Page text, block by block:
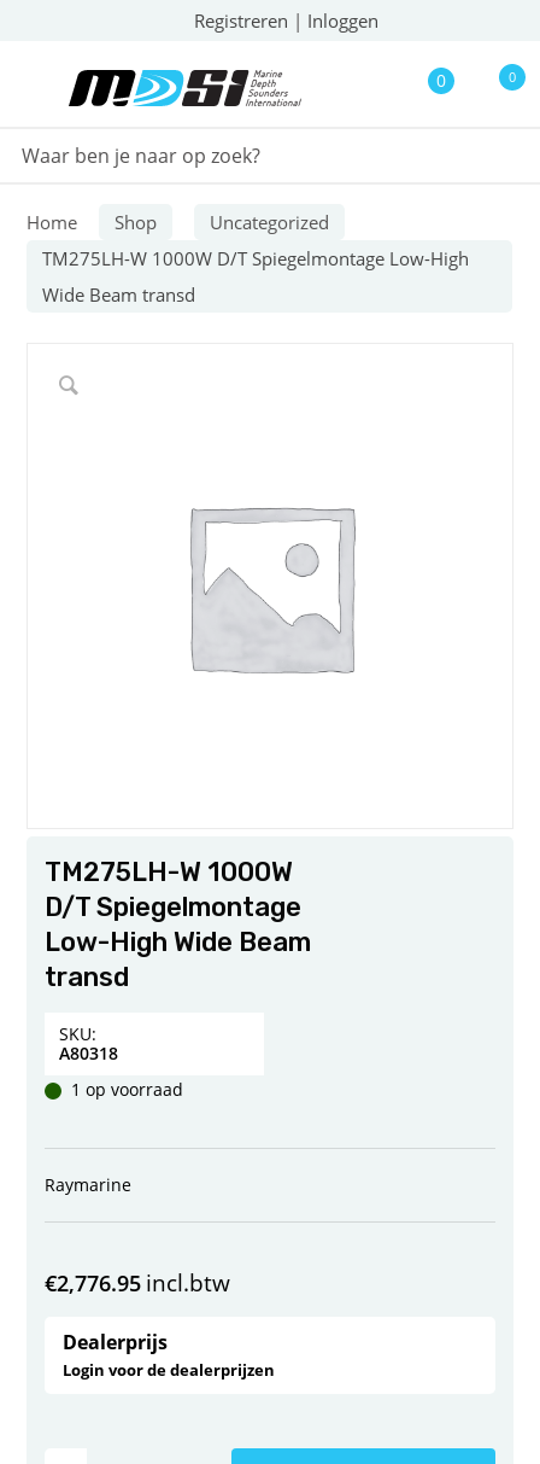
Registreren | Inloggen
0 0
Home Shop
Uncategorized
TM275LH-W 1000W D/T Spiegelmontage Low-High
Wide Beam transd
TM275LH-W 1000W
D/T Spiegelmontage
Low-High Wide Beam
transd
SKU:
A80318
1 op voorraad
Raymarine
€2,776.95 incl.btw
Dealerprijs
Login voor de dealerprijzen